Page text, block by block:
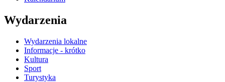
Wydarzenia
Wydarzenia lokalne
Informacje - krótko
Kultura
Sport
Turystyka